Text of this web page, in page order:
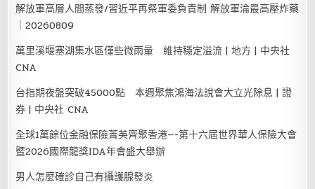
解放軍高層人間蒸發/習近平再祭軍委負責制 解放軍淪最高壓炸藥
｜20260809
萬里溪堰塞湖集水區僅些微雨量 維持穩定溢流 | 地方 | 中央社
CNA
台指期夜盤突破45000點 本週聚焦鴻海法說會大立光除息 | 證
券 | 中央社 CNA
全球1萬餘位金融保險菁英齊聚香港—-第十六屆世界華人保險大會
暨2026國際龍獎IDA年會盛大舉辦
男人怎麼確診自己有攝護腺發炎